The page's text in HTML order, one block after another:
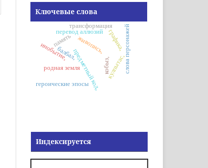
Ключевые слова
живопись, графика,
кобыз,
балбал, кулпытас,
предметный код,
инобытие,
память
перевод аллюзий
трансформация
родная земля
героические эпосы
слова персонажей
Индексируется